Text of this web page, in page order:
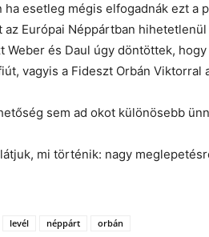
ha esetleg mégis elfogadnák ezt a
az Európai Néppártban
Weber és Daul úgy döntöttek,
vagyis a Fideszt Orbán Viktorral
sem ad okot különösebb
mi történik: nagy
levél néppárt orbán